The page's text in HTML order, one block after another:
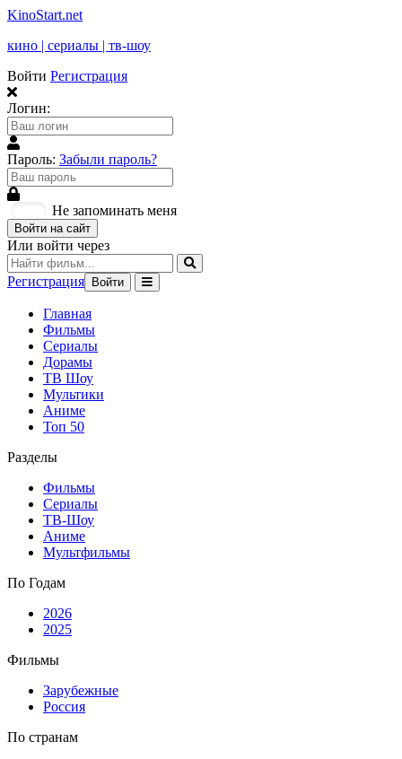
KinoStart.net
кино | сериалы | тв-шоу
Войти Регистрация
Логин:
Пароль: Забыли пароль?
Не запоминать меня
Войти на сайт
Или войти через
Регистрация Войти
Главная
Фильмы
Сериалы
Дорамы
ТВ Шоу
Мультики
Аниме
Топ 50
Разделы
Фильмы
Сериалы
ТВ-Шоу
Аниме
Мультфильмы
По Годам
2026
2025
Фильмы
Зарубежные
Россия
По странам